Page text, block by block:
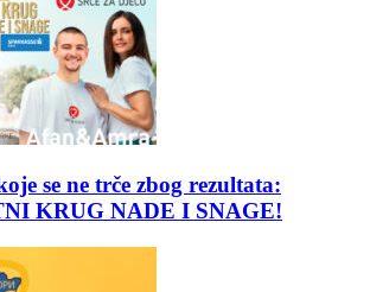
se ne trče zbog rezultata:
KRUG NADE I SNAGE!